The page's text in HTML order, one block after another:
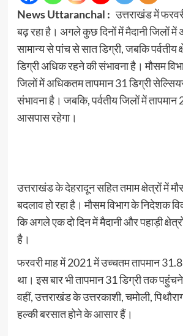
News Uttaranchal :उत्तराखंड में
बढ़ रहा है। अगले कुछ दिनों में मैदानी जिलों में
सामान्य से पांच से सात डिग्री, जबकि
डिग्री अधिक रहने की संभावना है। मौसम
जिलों में अधिकतम तापमान 31 डिग्री
संभावना है। जबकि, पर्वतीय जिलों में तापमान
आसपास रहेगा।
उत्तराखंड के देहरादून सहित तमाम क्षेत्रों में
बदलाव हो रहा है। मौसम विभाग के निदेशक
कि अगले एक दो दिन में मैदानी और पहाड़ी
है।
फरवरी माह में 2021 में उच्चतम तापमान
था। इस बार भी तापमान 31 डिग्री तक
वहीं, उत्तराखंड के उत्तरकाशी, चमोली,
हल्की बरसात होने के आसार हैं।